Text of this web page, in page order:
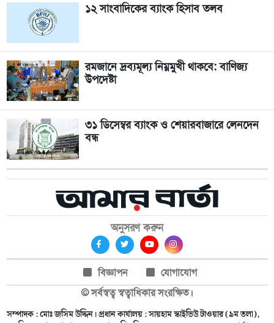
১২ সাংবাদিকের ব্যাংক হিসাব তলব
রমজানে দ্রব্যমূল্য নিম্নমুখী থাকবে: বাণিজ্য
উপদেষ্টা
৩১ ডিসেম্বর ব্যাংক ও শেয়ারবাজারে লেনদেন
বন্ধ
অনুসরণ করুন
বিজ্ঞাপন
যোগাযোগ
© সর্বস্বত্ব স্বত্বাধিকার সংরক্ষিত।
সম্পাদক : মোঃ জসিম উদ্দিন। প্রধান কার্যালয় : সায়হাম স্কাইভিউ টাওয়ার (৯ম তলা),